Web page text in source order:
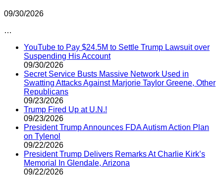
09/30/2026
…
YouTube to Pay $24.5M to Settle Trump Lawsuit over
Suspending His Account
09/30/2026
Secret Service Busts Massive Network Used in
Swatting Attacks Against Marjorie Taylor Greene, Other
Republicans
09/23/2026
Trump Fired Up at U.N.!
09/23/2026
President Trump Announces FDA Autism Action Plan
on Tylenol
09/22/2026
President Trump Delivers Remarks At Charlie Kirk’s
Memorial In Glendale, Arizona
09/22/2026